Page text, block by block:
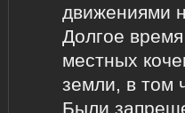
движениями
Долгое
местных
земли, в том
Были